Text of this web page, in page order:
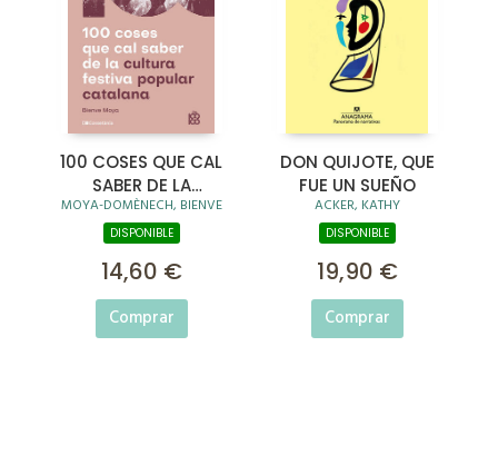
100 COSES QUE CAL
SABER DE LA
CULTURA FESTIVA
POPULAR CATALANA
MOYA-DOMÈNECH, BIENVE
DISPONIBLE
14,60 €
Comprar
DON QUIJOTE, QUE
FUE UN SUEÑO
ACKER, KATHY
DISPONIBLE
19,90 €
Comprar